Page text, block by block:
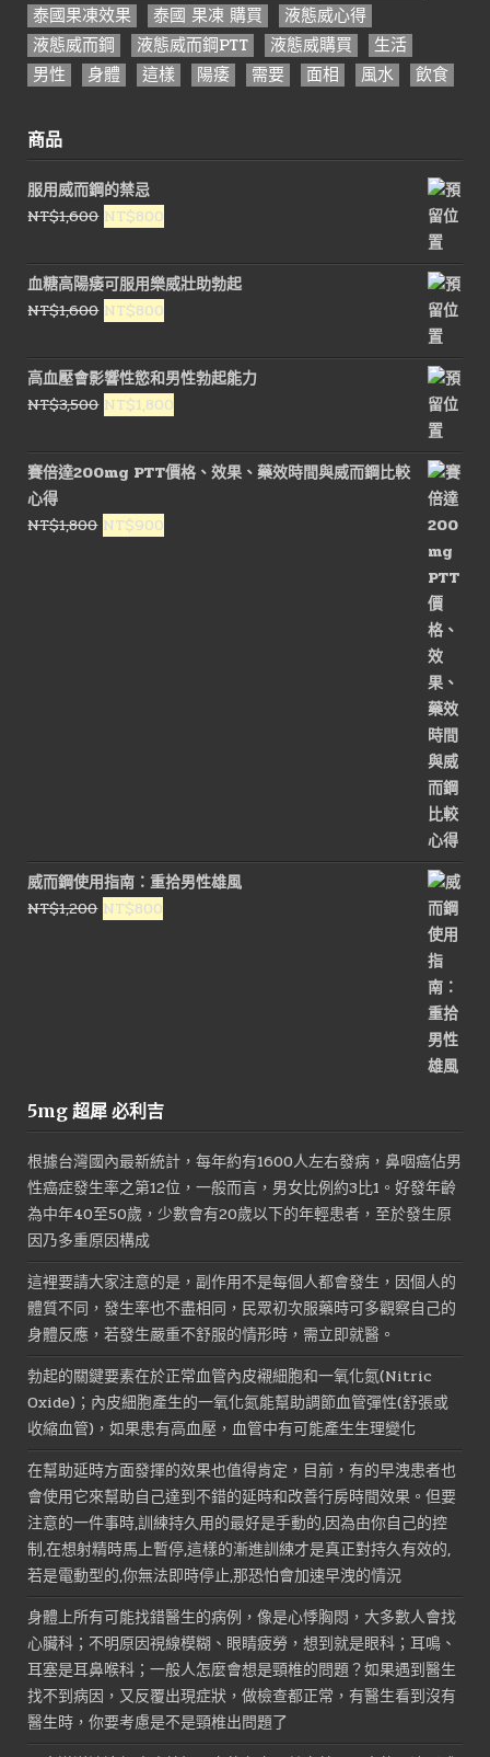
泰國果凍效果
泰國 果凍 購買
液態威心得
液態威而鋼
液態威而鋼PTT 液態威購買
生活
男性
身體 這樣 陽痿 需要 面相 風水 飲食
商品
服用威而鋼的禁忌
NT$1,600 原
價
格：
NT$1,600。
NT$800
價
格：
NT$800。
血糖高陽痿可服用樂威壯助勃起
NT$1,600 原
價
格：
NT$1,600。
NT$800
價
格：
NT$800。
高血壓會影響性慾和男性勃起能力
NT$3,500 原
價
格：
NT$3,500。
NT$1,800
價
格：
賽倍達200mg PTT價格、效果、藥效時間與威而鋼比較
心得
NT$1,800 原
NT$900
威而鋼使用指南：重拾男性雄風
NT$1,200 原
NT$800
5mg 超犀 必利吉
根據台灣國內最新統計，每年約有1600人左右發病，鼻咽癌佔男
性癌症發生率之第12位，一般而言，男女比例約3比1。好發年齡
為中年40至50歲，少數會有20歲以下的年輕患者，至於發生原
因乃多重原因構成
這裡要請大家注意的是，副作用不是每個人都會發生，因個人的
體質不同，發生率也不盡相同，民眾初次服藥時可多觀察自己的
身體反應，若發生嚴重不舒服的情形時，需立即就醫。
勃起的關鍵要素在於正常血管內皮襯細胞和一氧化氮(Nitric
Oxide)；內皮細胞產生的一氧化氮能幫助調節血管彈性(舒張或
收縮血管)，如果患有高血壓，血管中有可能產生生理變化
在幫助延時方面發揮的效果也值得肯定，目前，有的早洩患者也
會使用它來幫助自己達到不錯的延時和改善行房時間效果。但要
注意的一件事時,訓練持久用的最好是手動的,因為由你自己的控
制,在想射精時馬上暫停,這樣的漸進訓練才是真正對持久有效的,
若是電動型的,你無法即時停止,那恐怕會加速早洩的情況
身體上所有可能找錯醫生的病例，像是心悸胸悶，大多數人會找
心臟科；不明原因視線模糊、眼睛疲勞，想到就是眼科；耳鳴、
耳塞是耳鼻喉科；一般人怎麼會想是頸椎的問題？如果遇到醫生
找不到病因，又反覆出現症狀，做檢查都正常，有醫生看到沒有
醫生時，你要考慮是不是頸椎出問題了